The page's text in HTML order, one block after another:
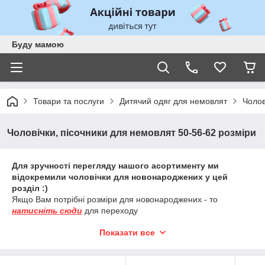
Буду мамою
Товари та послуги Дитячий одяг для немовлят
Чоловічки, пісочники для немовлят 50-56-62 розміри
Для зручності перегляду нашого асортименту ми
відокремили чоловічки для новонароджених у цей
розділ :)
Якщо Вам потрібні розміри для новонароджених - то
натисніть сюди для переходу
пологовий будинок для новонароджених.
узд,
Показати все